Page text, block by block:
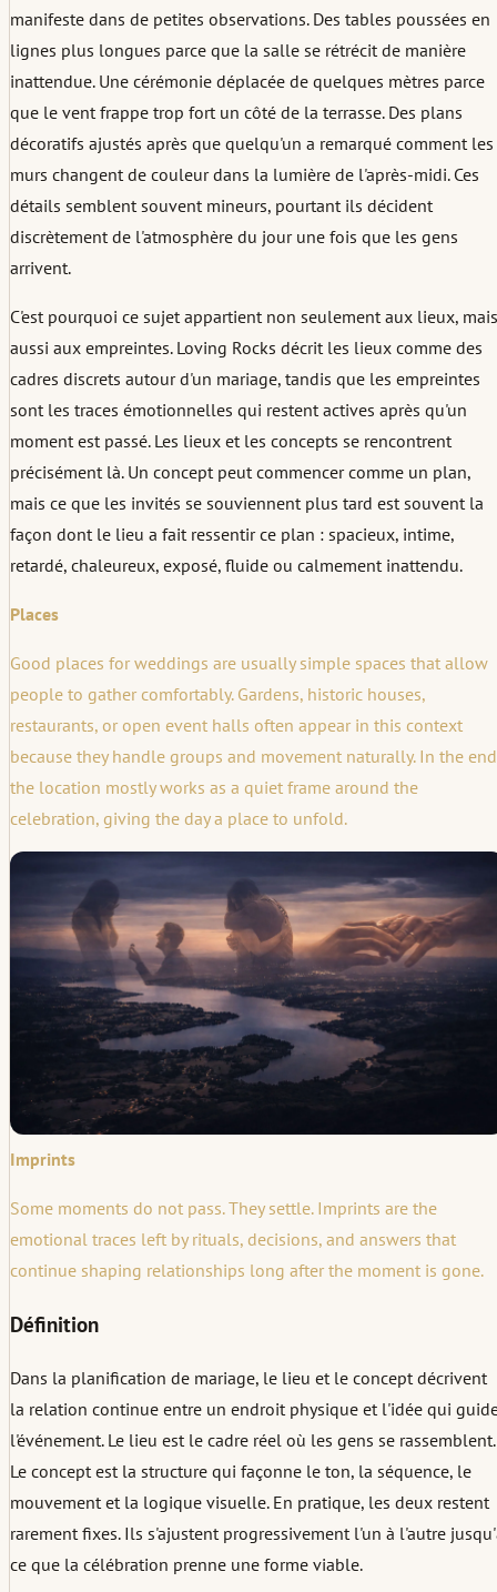
manifeste dans de petites observations. Des tables poussées en
lignes plus longues parce que la salle se rétrécit de manière
inattendue. Une cérémonie déplacée de quelques mètres parce
que le vent frappe trop fort un côté de la terrasse. Des plans
décoratifs ajustés après que quelqu'un a remarqué comment les
murs changent de couleur dans la lumière de l'après-midi. Ces
détails semblent souvent mineurs, pourtant ils décident
discrètement de l'atmosphère du jour une fois que les gens
arrivent.
C'est pourquoi ce sujet appartient non seulement aux lieux, mais
aussi aux empreintes. Loving Rocks décrit les lieux comme des
cadres discrets autour d'un mariage, tandis que les empreintes
sont les traces émotionnelles qui restent actives après qu'un
moment est passé. Les lieux et les concepts se rencontrent
précisément là. Un concept peut commencer comme un plan,
mais ce que les invités se souviennent plus tard est souvent la
façon dont le lieu a fait ressentir ce plan : spacieux, intime,
retardé, chaleureux, exposé, fluide ou calmement inattendu.
Places
Good places for weddings are usually simple spaces that allow
people to gather comfortably. Gardens, historic houses,
restaurants, or open event halls often appear in this context
because they handle groups and movement naturally. In the
the location mostly works as a quiet frame around the
celebration, giving the day a place to unfold.
Imprints
Some moments do not pass. They settle. Imprints are the
emotional traces left by rituals, decisions, and answers that
continue shaping relationships long after the moment is gone.
Définition
Dans la planification de mariage, le lieu et le concept décrivent
la relation continue entre un endroit physique et l'idée qui
l'événement. Le lieu est le cadre réel où les gens se rassemblent.
Le concept est la structure qui façonne le ton, la séquence, le
mouvement et la logique visuelle. En pratique, les deux restent
rarement fixes. Ils s'ajustent progressivement l'un à l'autre
ce que la célébration prenne une forme viable.